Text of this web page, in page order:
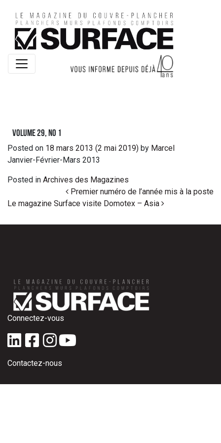
Volume 29, no 1
Posted on 18 mars 2013 (2 mai 2019) by Marcel
Janvier-Février-Mars 2013
Posted in Archives des Magazines
Premier numéro de l’année mis à la poste
Le magazine Surface visite Domotex – Asia
Connectez-vous
Contactez-nous